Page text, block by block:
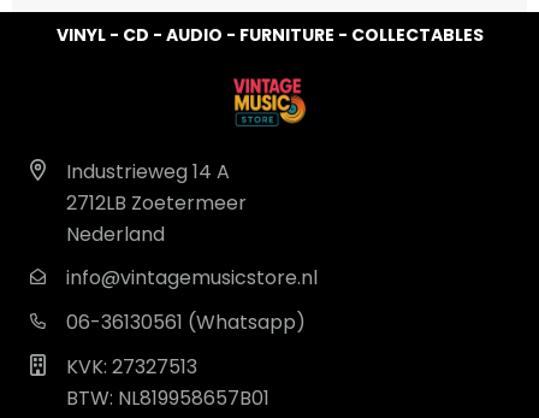
VINYL - CD - AUDIO - FURNITURE - COLLECTABLES
Industrieweg 14 A
2712LB Zoetermeer
Nederland
info@vintagemusicstore.nl
06-36130561 (Whatsapp)
KVK: 27327513
BTW: NL819958657B01